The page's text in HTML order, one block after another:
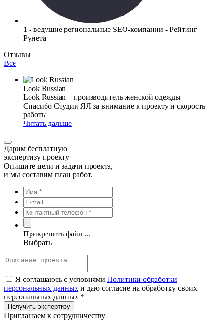
1 - ведущие региональные SEO-компании - Рейтинг
Рунета
Отзывы
Все
Look Russian
Look Russian – производитель женской одежды
Спасибо Студии ЯЛ за внимание к проекту и скорость
работы
Читать дальше
Дарим бесплатную
экспертизу проекту
Опишите цели и задачи проекта,
и мы составим план работ.
Прикрепить файл ...
Выбрать
Я соглашаюсь с условиями Политики обработки
персональных данных и даю согласие на обработку своих
персональных данных *
Приглашаем к сотрудничеству